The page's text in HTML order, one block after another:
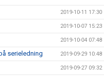
2019-10-11 17:30
2019-10-07 15:23
2019-10-04 07:48
serieledning 2019-09-29 10:48
2019-09-27 09:32